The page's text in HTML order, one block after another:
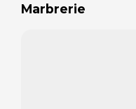
Marbrerie